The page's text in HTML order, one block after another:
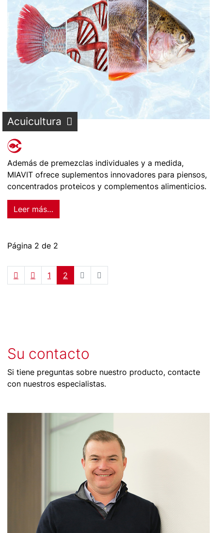
Acuicultura
Además de premezclas individuales y a medida,
MIAVIT ofrece suplementos innovadores para piensos,
concentrados proteicos y complementos alimenticios.
Leer más…
Página 2 de 2
1 2
Su contacto
Si tiene preguntas sobre nuestro producto, contacte
con nuestros especialistas.